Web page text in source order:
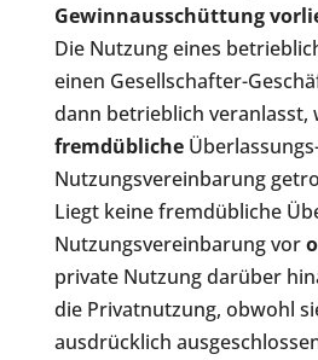
Gewinnausschüttung
Die Nutzung eines
einen Gesellschafter-
dann betrieblich veranlasst,
fremdübliche
Nutzungsvereinbarung
Liegt keine fremdübliche
Nutzungsvereinbarung vor
private Nutzung darüber
die Privatnutzung, obwohl
ausdrücklich